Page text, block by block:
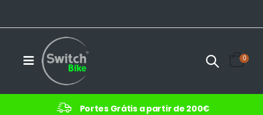
0
Portes Grátis a partir de 200€